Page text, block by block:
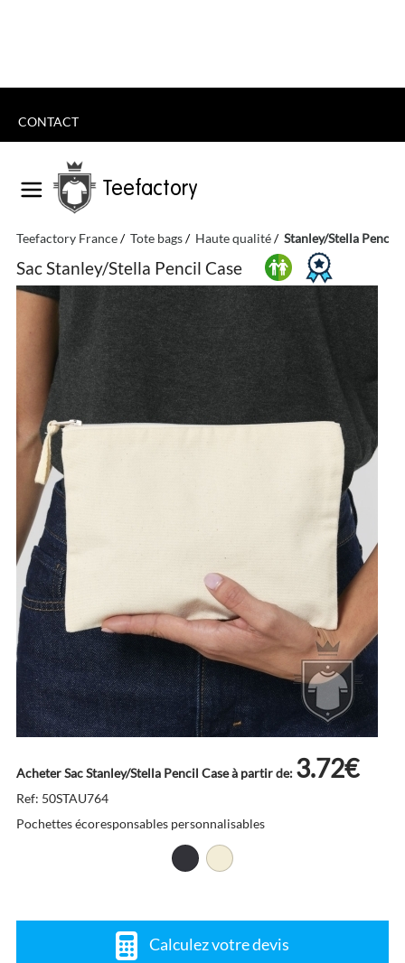
CONTACT
Teefactory
Teefactory France Tote bags Haute qualité Stanley/Stella Pencil
Sac Stanley/Stella Pencil Case
Acheter Sac Stanley/Stella Pencil Case à partir de: 3.72€
Ref: 50STAU764
Pochettes écoresponsables personnalisables
Calculez votre devis